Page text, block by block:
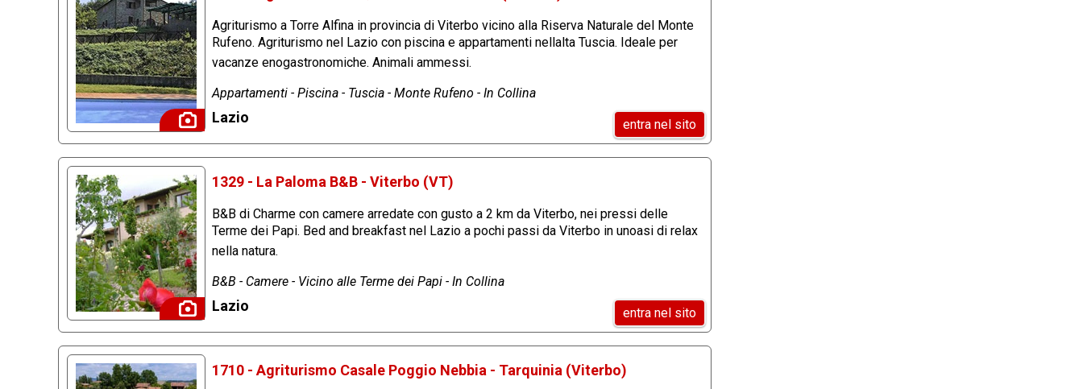
Agriturismo a Torre Alfina in provincia di Viterbo vicino alla Riserva Naturale del Monte
Rufeno. Agriturismo nel Lazio con piscina e appartamenti nellalta Tuscia. Ideale per
vacanze enogastronomiche. Animali ammessi.
Appartamenti - Piscina - Tuscia - Monte Rufeno - In Collina
Lazio entra nel sito
1329 - La Paloma B&B - Viterbo (VT)
B&B di Charme con camere arredate con gusto a 2 km da Viterbo, nei pressi delle
Terme dei Papi. Bed and breakfast nel Lazio a pochi passi da Viterbo in unoasi di relax
nella natura.
B&B - Camere - Vicino alle Terme dei Papi - In Collina
Lazio entra nel sito
1710 - Agriturismo Casale Poggio Nebbia - Tarquinia (Viterbo)